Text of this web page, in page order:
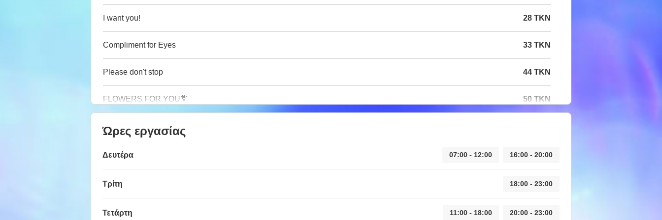
I want you! 28 TKN
Compliment for Eyes 33 TKN
Please don't stop 44 TKN
FLOWERS FOR YOU💐 50 TKN
Ώρες εργασίας
Δευτέρα 07:00 - 12:00 16:00 - 20:00
Τρίτη 18:00 - 23:00
Τετάρτη 11:00 - 18:00 20:00 - 23:00